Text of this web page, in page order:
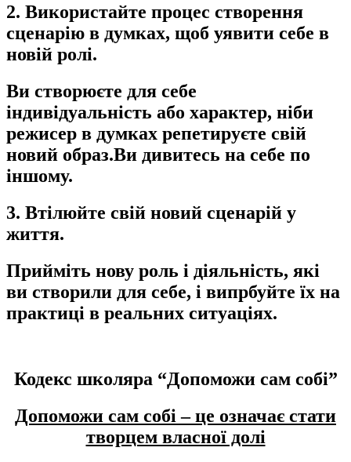
2. Використайте процес створення
сценарію в думках, щоб уявити себе в
новій ролі.
Ви створюєте для себе
індивідуальність або характер, ніби
режисер в думках репетируєте свій
новий образ.Ви дивитесь на себе по
іншому.
3. Втілюйте свій новий сценарій у
життя.
Прийміть нову роль і діяльність, які
ви створили для себе, і випрбуйте їх на
практиці в реальних ситуаціях.
Кодекс школяра “Допоможи сам собі”
Допоможи сам собі – це означає стати
творцем власної долі